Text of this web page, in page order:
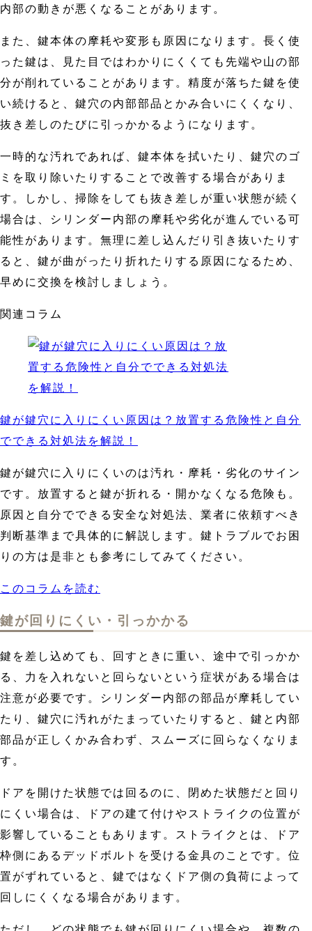
内部の動きが悪くなることがあります。
また、鍵本体の摩耗や変形も原因になります。長く使
った鍵は、見た目ではわかりにくくても先端や山の部
分が削れていることがあります。精度が落ちた鍵を使
い続けると、鍵穴の内部部品とかみ合いにくくなり、
抜き差しのたびに引っかかるようになります。
一時的な汚れであれば、鍵本体を拭いたり、鍵穴のゴ
ミを取り除いたりすることで改善する場合がありま
す。しかし、掃除をしても抜き差しが重い状態が続く
場合は、シリンダー内部の摩耗や劣化が進んでいる可
能性があります。無理に差し込んだり引き抜いたりす
ると、鍵が曲がったり折れたりする原因になるため、
早めに交換を検討しましょう。
関連コラム
鍵が鍵穴に入りにくい原因は？放置する危険性と自分
でできる対処法を解説！
鍵が鍵穴に入りにくいのは汚れ・摩耗・劣化のサイン
です。放置すると鍵が折れる・開かなくなる危険も。
原因と自分でできる安全な対処法、業者に依頼すべき
判断基準まで具体的に解説します。鍵トラブルでお困
りの方は是非とも参考にしてみてください。
このコラムを読む
鍵が回りにくい・引っかかる
鍵を差し込めても、回すときに重い、途中で引っかか
る、力を入れないと回らないという症状がある場合は
注意が必要です。シリンダー内部の部品が摩耗してい
たり、鍵穴に汚れがたまっていたりすると、鍵と内部
部品が正しくかみ合わず、スムーズに回らなくなりま
す。
ドアを開けた状態では回るのに、閉めた状態だと回り
にくい場合は、ドアの建て付けやストライクの位置が
影響していることもあります。ストライクとは、ドア
枠側にあるデッドボルトを受ける金具のことです。位
置がずれていると、鍵ではなくドア側の負荷によって
回しにくくなる場合があります。